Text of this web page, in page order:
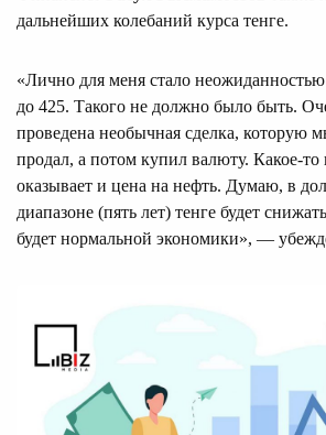
дальнейших колебаний курса тенге.
«Лично для меня стало
до 425. Такого не должно было быть.
проведена необычная сделка, которую
продал, а потом купил валюту. Какое-то
оказывает и цена на нефть. Думаю, в
диапазоне (пять лет) тенге будет
будет нормальной экономики», —